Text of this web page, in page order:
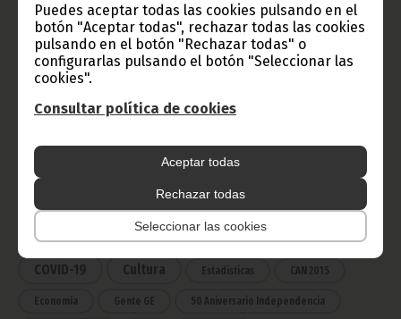
Puedes aceptar todas las cookies pulsando en el
botón "Aceptar todas", rechazar todas las cookies
pulsando en el botón "Rechazar todas" o
configurarlas pulsando el botón "Seleccionar las
cookies".
Consultar política de cookies
Aceptar todas
Rechazar todas
Seleccionar las cookies
Radio Nacional de Guinea
Ecuatorial
CATEGORÍAS
Gobierno
Presidencia
África
Deportes Vicepresidencia
COVID-19 Cultura Estadísticas CAN 2015
Economía Gente GE 50 Aniversario Independencia